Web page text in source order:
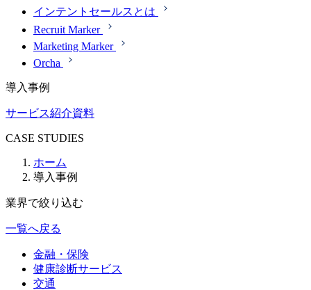
インテントセールスとは
Recruit Marker
Marketing Marker
Orcha
導入事例
サービス紹介資料
CASE STUDIES
ホーム
導入事例
業界で絞り込む
一覧へ戻る
金融・保険
健康診断サービス
交通